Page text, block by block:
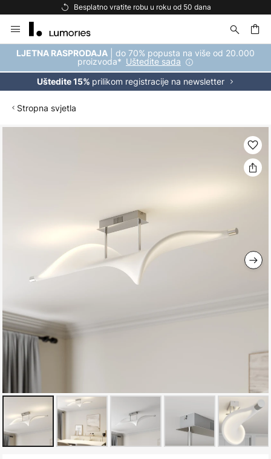
Besplatno vratite robu u roku od 50 dana
to
Content
LJETNA RASPRODAJA | do 70% popusta na više od 20.000
proizvoda* Uštedite sada
Uštedite 15% prilikom registracije na newsletter
Stropna svjetla